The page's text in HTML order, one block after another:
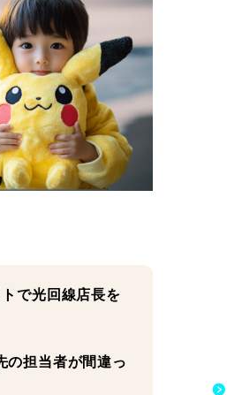
で光回線店長を
の担当者が間違っ